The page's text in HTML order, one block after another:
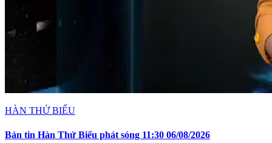
HÀN THỬ BIỂU
Bản tin Hàn Thử Biểu phát sóng 11:30 06/08/2026